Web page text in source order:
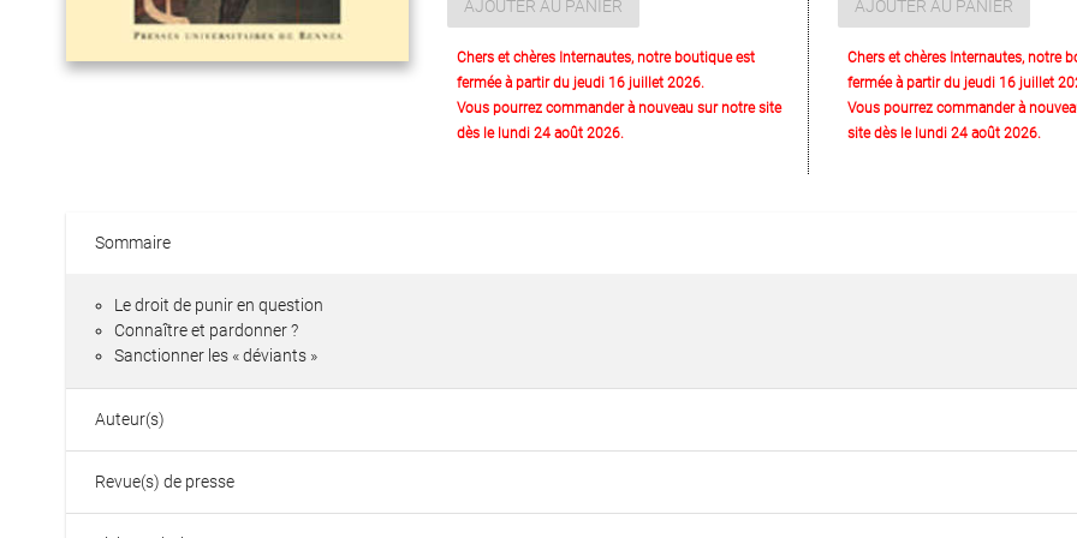
AJOUTER AU PANIER
Chers et chères Internautes, notre boutique est
fermée à partir du jeudi 16 juillet 2026.
Vous pourrez commander à nouveau sur notre site
dès le lundi 24 août 2026.
AJOUTER AU PANIER
Chers et chères Internautes, notre
fermée à partir du jeudi 16 juillet
Vous pourrez commander à
site dès le lundi 24 août 2026.
Sommaire
Le droit de punir en question
Connaître et pardonner ?
Sanctionner les « déviants »
Auteur(s)
Revue(s) de presse